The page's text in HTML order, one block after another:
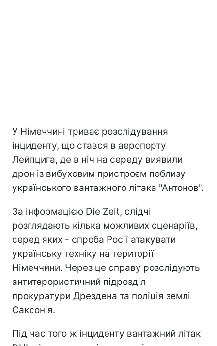
У Німеччині триває розслідування
інциденту, що стався в аеропорту
Лейпцига, де в ніч на середу виявили
дрон із вибуховим пристроєм поблизу
українського вантажного літака "Антонов".
За інформацією Die Zeit, слідчі
розглядають кілька можливих сценаріїв,
серед яких - спроба Росії атакувати
українську техніку на території
Німеччини. Через це справу розслідують
антитерористичний підрозділ
прокуратури Дрездена та поліція землі
Саксонія.
Під час того ж інциденту вантажний літак